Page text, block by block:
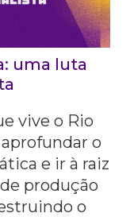
uma luta
vive o Rio
o
e ir à raiz
produção
o